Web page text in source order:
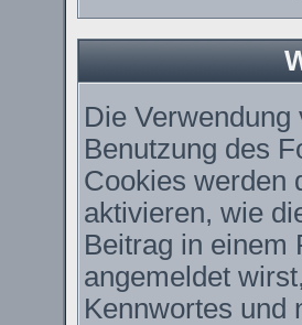
Die
Benutzung des
Cookies werden
aktivieren, wie
Beitrag in einem
angemeldet
Kennwortes und